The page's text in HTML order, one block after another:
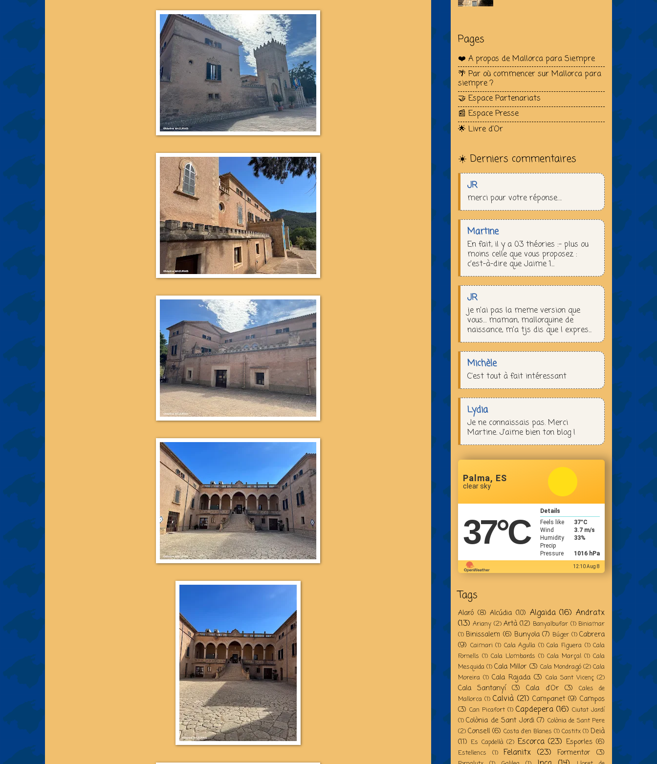
Pages
❤️ A propos de Mallorca para Siempre
🌴 Par où commencer sur Mallorca para
siempre ?
🤝 Espace Partenariats
📰 Espace Presse
🌟 Livre d’Or
☀️ Derniers commentaires
JR
merci pour votre réponse….
Martine
En fait, il y a 03 théories :– plus ou
moins celle que vous proposez :
c’est-à-dire que Jaime 1...
JR
je n’ai pas la meme version que
vous… maman, mallorquine de
naissance, m’a tjs dis que l expres...
Michèle
C'est tout à fait intéressant
Lydia
Je ne connaissais pas. Merci
Martine. J'aime bien ton blog !
Palma, ES
clear sky
37°C
Details
Feels like
37°C
Wind
3.7 m/s
Humidity
33%
Precip
Pressure
1016 hPa
12:10 Aug 8
Tags
Alaró (8) Alcúdia (10) Algaida (16) Andratx
(13) Ariany (2) Artà (12) Banyalbufar (1) Biniamar
(1) Binissalem (6) Bunyola (7) Búger (1) Cabrera
(9) Caimari (1) Cala Agulla (1) Cala Figuera (1) Cala
Fornells (1) Cala Llombards (1) Cala Marçal (1) Cala
Mesquida (1) Cala Millor (3) Cala Mondragó (2) Cala
Moreira (1) Cala Rajada (3) Cala Sant Vicenç (2)
Cala Santanyí (3) Cala d'Or (3)
Cales de
Mallorca (1) Calvià (21) Campanet (9) Campos
(3) Can Picafort (1) Capdepera (16) Ciutat Jardí
(1) Colònia de Sant Jordi (7) Colònia de Sant Pere
(2) Consell (6) Costa d'en Blanes (1) Costitx (1) Deià
(11) Es Capdellà (2) Escorca (23) Esporles (6)
Estellencs (1) Felanitx (23) Formentor (3)